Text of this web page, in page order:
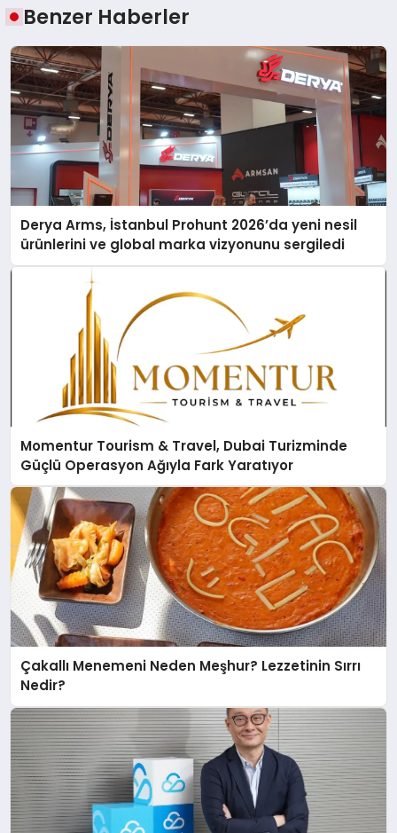
Benzer Haberler
Derya Arms, İstanbul Prohunt 2026’da yeni nesil
ürünlerini ve global marka vizyonunu sergiledi
Momentur Tourism & Travel, Dubai Turizminde
Güçlü Operasyon Ağıyla Fark Yaratıyor
Çakallı Menemeni Neden Meşhur? Lezzetinin Sırrı
Nedir?